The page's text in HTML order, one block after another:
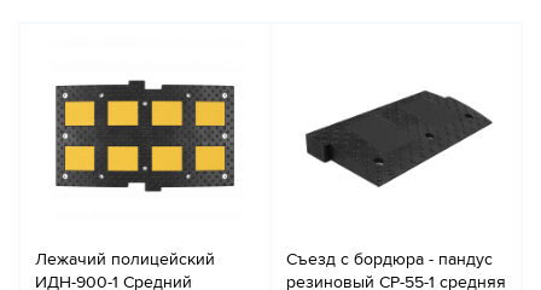
Лежачий полицейский
ИДН-900-1 Средний
Съезд с бордюра - пандус
резиновый СР-55-1 средняя